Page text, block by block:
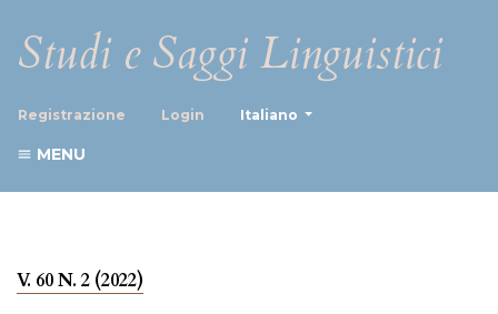
Studi e Saggi Linguistici
Registrazione Login Italiano
MENU
V. 60 N. 2 (2022)